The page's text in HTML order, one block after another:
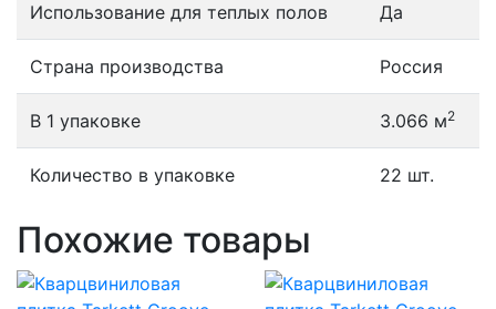
Использование для теплых полов Да
Страна производства Россия
В 1 упаковке 3.066 м2
Количество в упаковке 22 шт.
Похожие товары